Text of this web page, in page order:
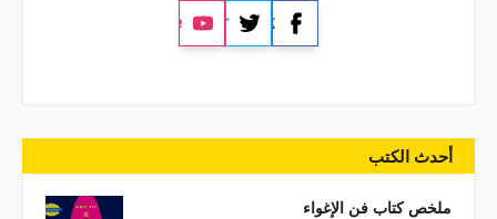
Facebook
Twitter
YouTube
أحدث الكتب
ملخص كتاب فن الإغواء